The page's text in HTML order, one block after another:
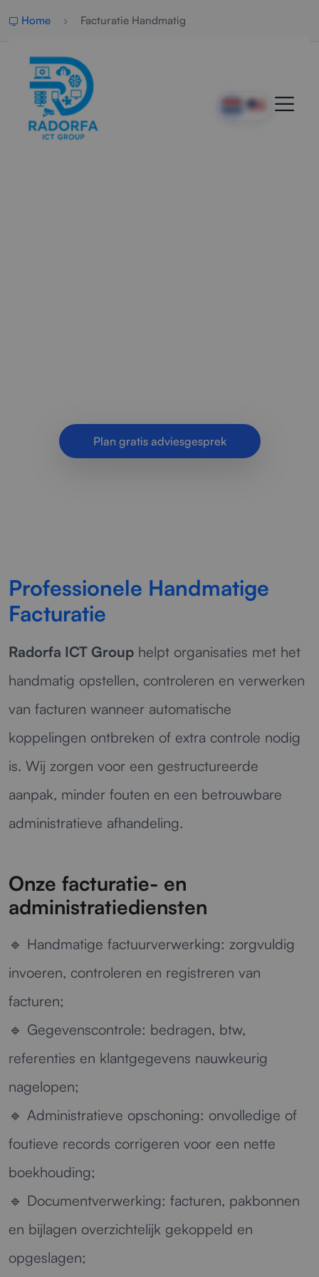
Home Facturatie Handmatig
Plan gratis adviesgesprek
Professionele Handmatige
Facturatie
Radorfa ICT Group helpt organisaties met het
handmatig opstellen, controleren en verwerken
van facturen wanneer automatische
koppelingen ontbreken of extra controle nodig
is. Wij zorgen voor een gestructureerde
aanpak, minder fouten en een betrouwbare
administratieve afhandeling.
Onze facturatie- en
administratiediensten
🔹 Handmatige factuurverwerking: zorgvuldig
invoeren, controleren en registreren van
facturen;
🔹 Gegevenscontrole: bedragen, btw,
referenties en klantgegevens nauwkeurig
nagelopen;
🔹 Administratieve opschoning: onvolledige of
foutieve records corrigeren voor een nette
boekhouding;
🔹 Documentverwerking: facturen, pakbonnen
en bijlagen overzichtelijk gekoppeld en
opgeslagen;